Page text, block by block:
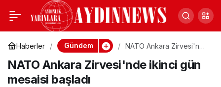
Haberler Gündem
NATO Ankara Zirvesi'nde
NATO Ankara Zirvesi'nde ikinci gün
mesaisi başladı
NATO Ankara
Zirvesi'nde ikinci gün
mesaisi başladı
0